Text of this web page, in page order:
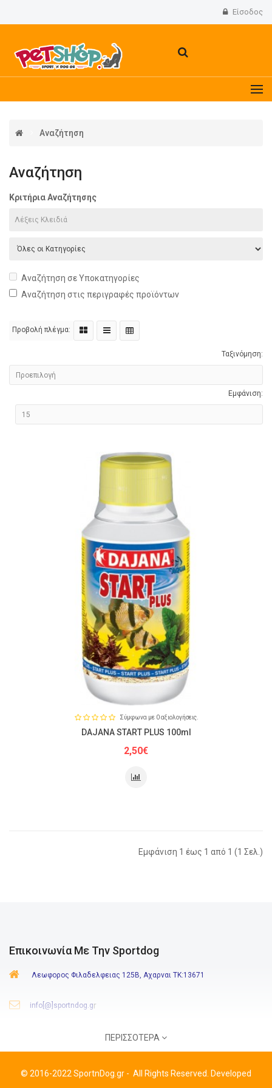
Είσοδος
Αναζήτηση
Αναζήτηση
Κριτήρια Αναζήτησης
Αναζήτηση σε Υποκατηγορίες
Αναζήτηση στις περιγραφές προϊόντων
Προβολή πλέγμα:
Ταξινόμηση:
Εμφάνιση:
Σύμφωνα με 0 αξιολογήσεις.
DAJANA START PLUS 100ml
2,50€
Εμφάνιση 1 έως 1 από 1 (1 Σελ.)
Επικοινωνία Με Την Sportdog
Λεωφορος Φιλαδελφειας 125Β, Αχαρναι ΤΚ:13671
info[@]sportndog.gr
6980 771 112
ΠΕΡΙΣΣΌΤΕΡΑ
© 2016-2022 SportnDog.gr - All Rights Reserved. Developed